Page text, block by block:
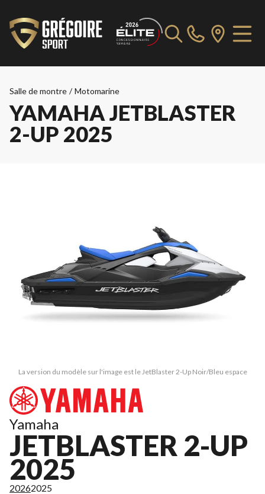
Salle de montre / Motomarine
YAMAHA JETBLASTER
2-UP 2025
La version du modèle sur l'image est le JetBlaster 2-Up Noir/Bleu espace
Yamaha
JETBLASTER 2-UP
2025
20262025